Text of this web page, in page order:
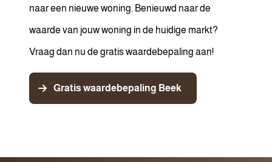
naar een nieuwe woning. Benieuwd naar de
waarde van jouw woning in de huidige markt?
Vraag dan nu de gratis waardebepaling aan!
Gratis waardebepaling Beek